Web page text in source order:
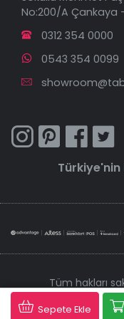
Sepete Ekle
No:200/A Çankaya -
0312 354 0000
0543 354 0099
Türkiye'nin
Tüm hakları
Tabloshop, 256 bit